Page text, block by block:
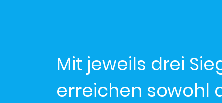
Mit jeweils drei
erreichen sowohl